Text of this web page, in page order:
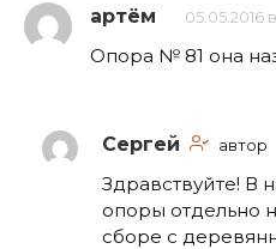
артём 05.05.2016 в
Опора № 81 она
Сергей автор
Здравствуйте! В
опоры отдельно
сборе с